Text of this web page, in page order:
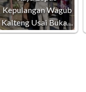
Kepulangan Wagub
Kalteng Usai Buka…